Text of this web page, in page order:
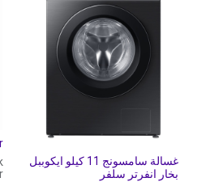
غسالة سامسونج 11 كيلو ايكوببل
بخار انفرتر سلفر